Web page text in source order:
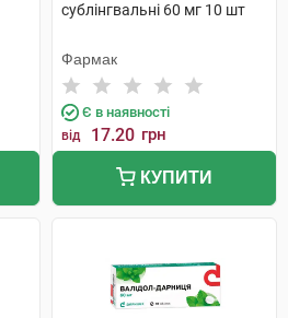
сублінгвальні 60 мг 10 шт
Фармак
Є в наявності
від 17.20 грн
КУПИТИ